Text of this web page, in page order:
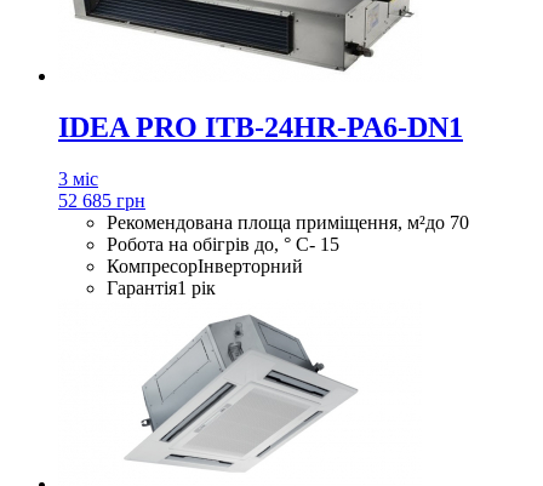
IDEA PRO ITB-24HR-PA6-DN1
3 міс
52 685 грн
Рекомендована площа приміщення, м²до 70
Робота на обігрів до, ° С- 15
КомпресорІнверторний
Гарантія1 рік